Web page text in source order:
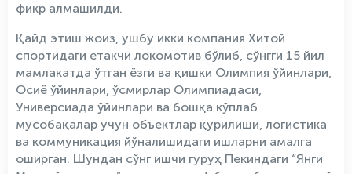
фикр алмашилди.
Қайд этиш жоиз, ушбу икки компания Хитой
спортидаги етакчи локомотив бўлиб, сўнгги 15 йил
мамлакатда ўтган ёзги ва қишки Олимпия ўйинлари,
Осиё ўйинлари, ўсмирлар Олимпиадаси,
Универсиада ўйинлари ва бошқа кўплаб
мусобақалар учун объектлар қурилиши, логистика
ва коммуникация йўналишидаги ишларни амалга
оширган. Шундан сўнг ишчи гуруҳ Пекиндаги “Янги